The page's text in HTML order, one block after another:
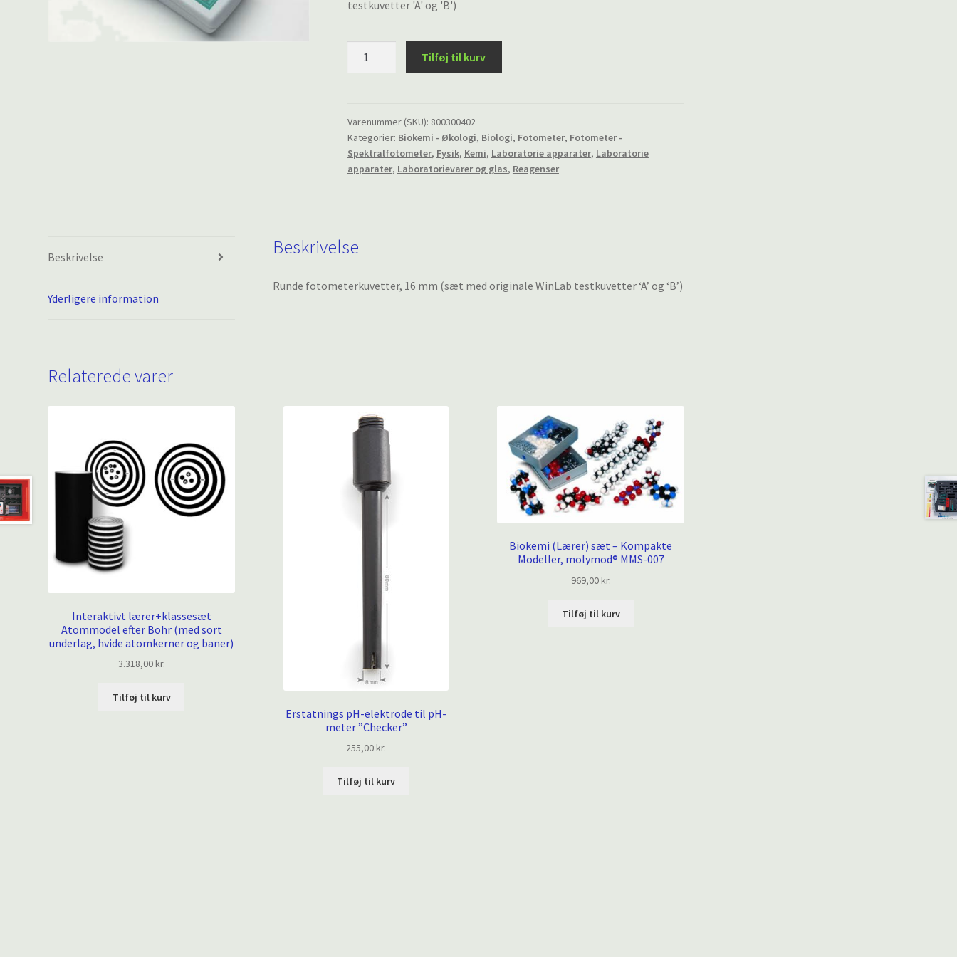
testkuvetter 'A' og 'B')
'A'
og
1
x
Tilføj til kurv
Varenummer (SKU): 800300402
Kategorier: Biokemi - Økologi, Biologi, Fotometer, Fotometer -
Spektralfotometer, Fysik, Kemi, Laboratorie apparater, Laboratorie
apparater, Laboratorievarer og glas, Reagenser
Beskrivelse
Yderligere information
Beskrivelse
Runde fotometerkuvetter, 16 mm (sæt med originale WinLab testkuvetter ‘A’ og ‘B’)
Relaterede varer
Interaktivt lærer+klassesæt
Atommodel efter Bohr (med sort
underlag, hvide atomkerner og baner)
3.318,00kr.
Tilføj til kurv
Erstatnings pH-elektrode til pH-
meter ”Checker”
255,00kr.
Tilføj til kurv
Biokemi (Lærer) sæt – Kompakte
Modeller, molymod® MMS-007
969,00kr.
Tilføj til kurv